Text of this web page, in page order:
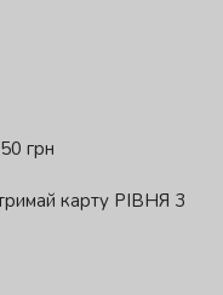
грн
карту РІВНЯ 3